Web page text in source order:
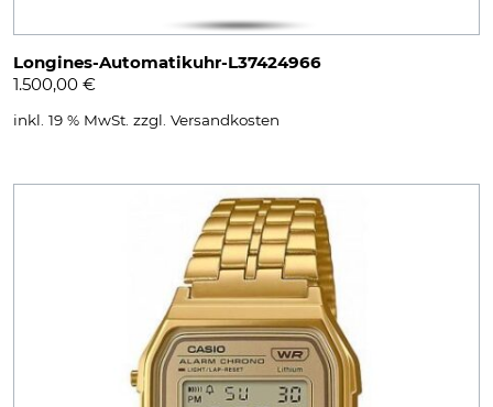
Longines-Automatikuhr-L37424966
1.500,00 €
inkl. 19 % MwSt. zzgl. Versandkosten